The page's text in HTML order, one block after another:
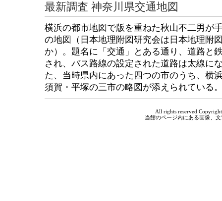
最新調査 神奈川県交通地図
横浜の都市地図で版を重ねた秋山不二男が
の地図（日本地理附図研究会は日本地理附
か）。題名に「交通」とある通り、道路と
され、バス路線の設定された道路は太線に
た、当時県内にあった四つの市のうち、横
須賀・平塚の三市の略図が添えられている
All rights reserved
当館のページ内にある画像、